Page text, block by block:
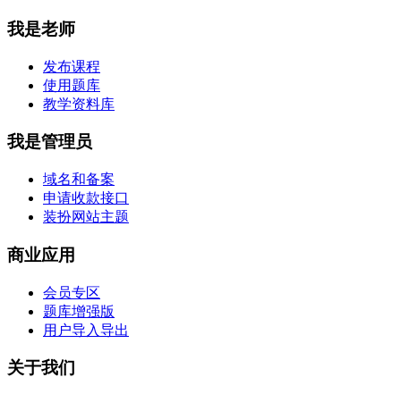
我是老师
发布课程
使用题库
教学资料库
我是管理员
域名和备案
申请收款接口
装扮网站主题
商业应用
会员专区
题库增强版
用户导入导出
关于我们